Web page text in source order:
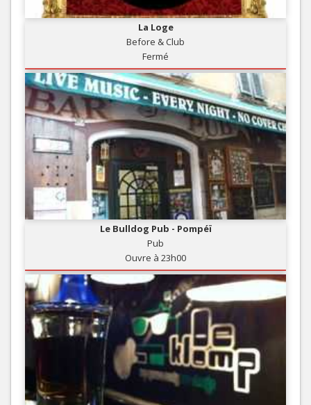
La Loge
Before & Club
Fermé
Le Bulldog Pub - Pompéï
Pub
Ouvre à 23h00